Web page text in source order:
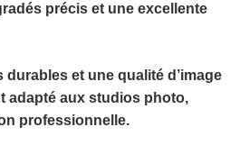
précis et une excellente
et une qualité d’image
adapté aux studios photo,
professionnelle.